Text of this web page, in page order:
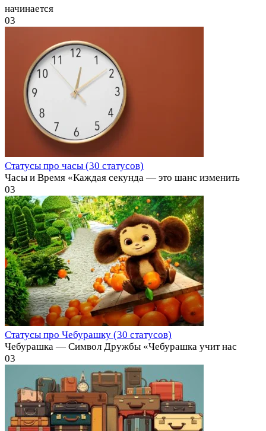
начинается
03
Статусы про часы (30 статусов)
Часы и Время «Каждая секунда — это шанс изменить
03
Статусы про Чебурашку (30 статусов)
Чебурашка — Символ Дружбы «Чебурашка учит нас
03